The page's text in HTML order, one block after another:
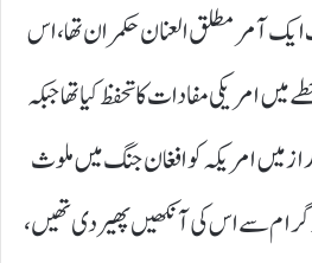
ایک آمر مطلق العنان حکمران تھا، اس
امریکی مفادات کا تحفظ کیا تھا جبکہ
میں امریکہ کو افغان جنگ میں ملوث
سے اس کی آنکھیں پھیر دی تھیں،